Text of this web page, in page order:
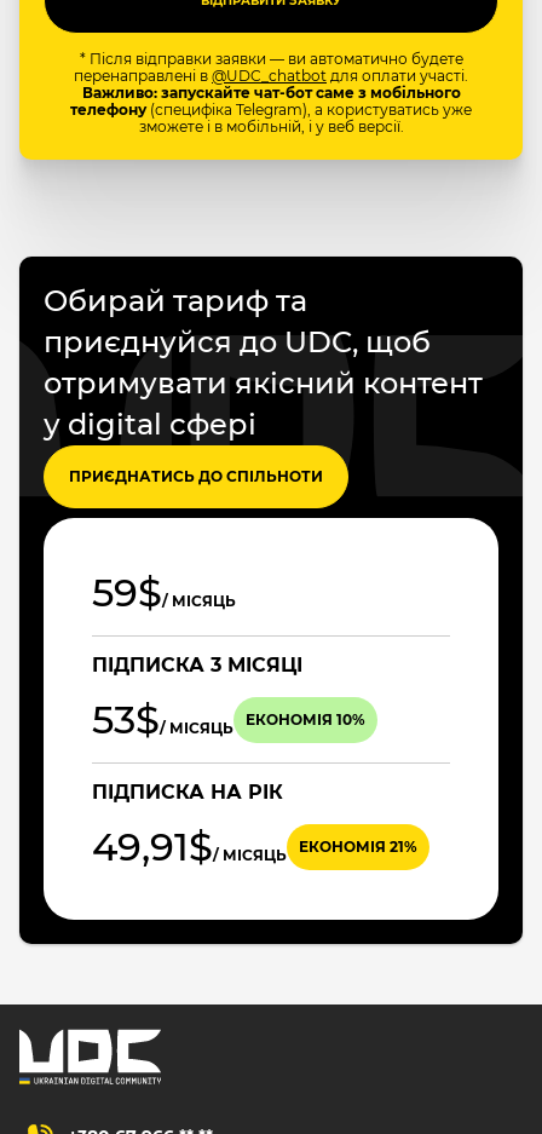
* Після відправки заявки — ви автоматично будете
перенаправлені в @UDC_chatbot для оплати участі.
Важливо: запускайте чат-бот саме з мобільного
телефону(специфіка Telegram), а користуватись уже
зможете і в мобільній, і у веб версії.
Обирай тариф та
приєднуйся до UDC, щоб
отримувати якісний контент
у digital сфері
ПРИЄДНАТИСЬ ДО СПІЛЬНОТИ
59$/ МІСЯЦЬ
ПІДПИСКА 3 МІСЯЦІ
53$/ МІСЯЦЬ ЕКОНОМІЯ 10%
ПІДПИСКА НА РІК
49,91$/ МІСЯЦЬ ЕКОНОМІЯ 21%